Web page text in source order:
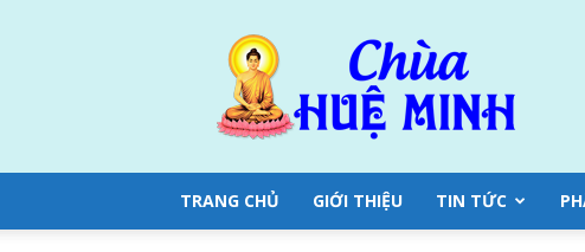
Chùa
Huệ
Minh
TRANG CHỦ GIỚI THIỆU TIN TỨC